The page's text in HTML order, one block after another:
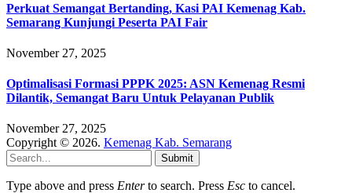
Perkuat Semangat Bertanding, Kasi PAI Kemenag Kab.
Semarang Kunjungi Peserta PAI Fair
November 27, 2025
Optimalisasi Formasi PPPK 2025: ASN Kemenag Resmi
Dilantik, Semangat Baru Untuk Pelayanan Publik
November 27, 2025
Copyright © 2026. Kemenag Kab. Semarang
Submit
Type above and press Enterto search. Press Esc to cancel.